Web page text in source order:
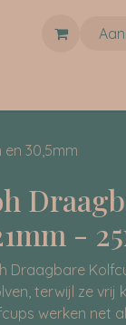
30,5mm
-
Draagbare
terwijl ze vrij
werken net